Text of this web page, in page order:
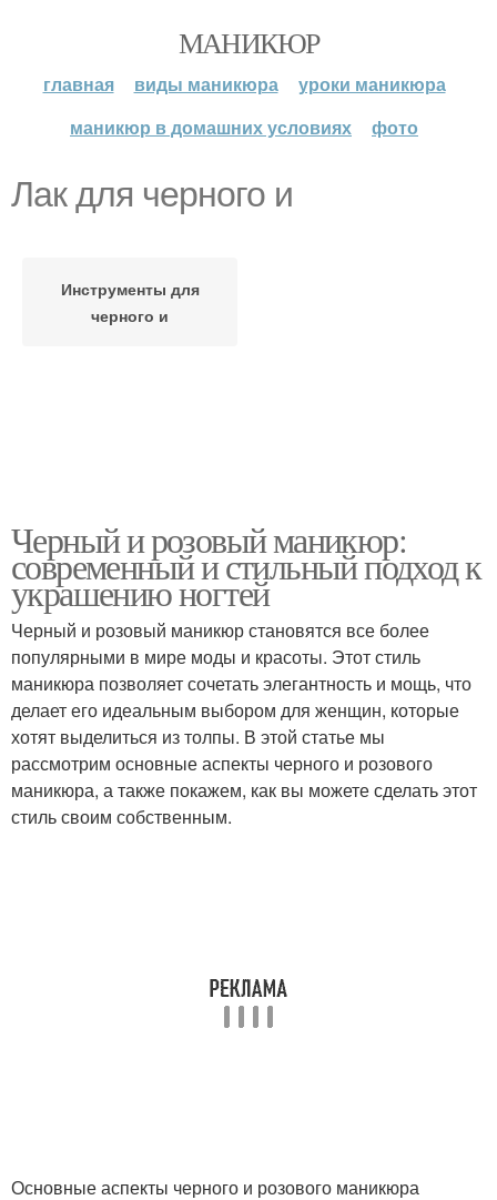
МАНИКЮР
главная виды маникюра
уроки маникюра
маникюр в домашних условиях
фото
Лак для черного и
Инструменты для
черного и
Черный и розовый маникюр:
современный и стильный подход к
украшению ногтей
Черный и розовый маникюр становятся все более
популярными в мире моды и красоты. Этот стиль
маникюра позволяет сочетать элегантность и мощь, что
делает его идеальным выбором для женщин, которые
хотят выделиться из толпы. В этой статье мы
рассмотрим основные аспекты черного и розового
маникюра, а также покажем, как вы можете сделать этот
стиль своим собственным.
Основные аспекты черного и розового маникюра